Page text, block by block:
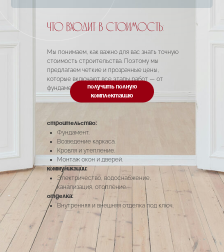
Мы понимаем, как важно для вас знать точную
стоимость строительства. Поэтому мы
предлагаем четкие и прозрачные цены,
которые включают все этапы работ — от
фундамента до финальной отделки.
Строительство:
Фундамент.
Возведение каркаса.
Кровля и утепление.
Монтаж окон и дверей.
Коммуникации:
Электричество, водоснабжение,
канализация, отопление.
Отделка:
Внутренняя и внешняя отделка под ключ.
Что входит в стоимость:
получить полную
комплектацию